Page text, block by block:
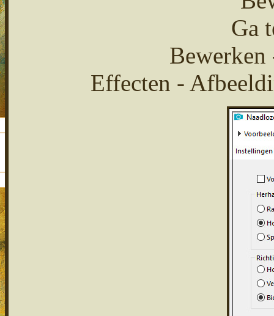
Ga
Bewerken
Effecten -